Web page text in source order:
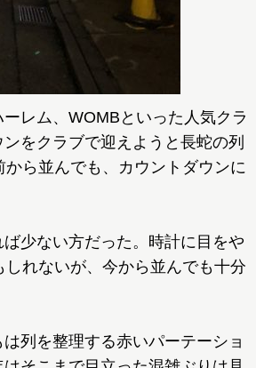
レム、WOMBといった人気クラ
をクラブで迎えようと長蛇の列
ら並んでも、カウントダウンに
少ない方だった。時計に目をや
れないが、今から並んでも十分
列を整理する赤いパーテーショ